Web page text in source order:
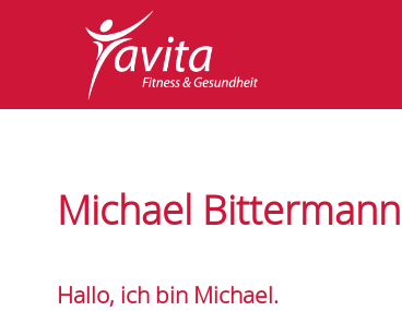
Michael Bittermann
Hallo, ich bin Michael.